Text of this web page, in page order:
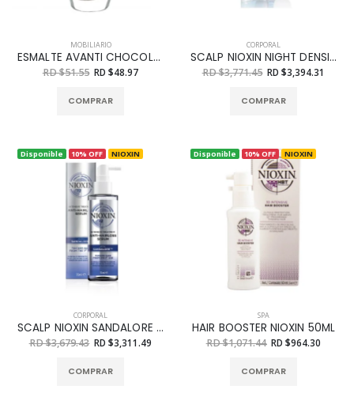
MOBILIARIO
ESMALTE AVANTI CHOCOLATE NO.16
RD $51.55 RD $48.97
COMPRAR
CORPORAL
SCALP NIOXIN NIGHT DENSITY RESCUE 70 ML
RD $3,771.45 RD $3,394.31
COMPRAR
Disponible 10% OFF NIOXIN
CORPORAL
SCALP NIOXIN SANDALORE 70 ML
RD $3,679.43 RD $3,311.49
COMPRAR
Disponible 10% OFF NIOXIN
SPA
HAIR BOOSTER NIOXIN 50ML
RD $1,071.44 RD $964.30
COMPRAR